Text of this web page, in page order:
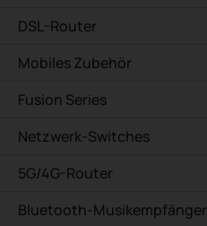
DSL-Router
Mobiles Zubehör
Fusion Series
Netzwerk-Switches
5G/4G-Router
Bluetooth-Musikempfänger